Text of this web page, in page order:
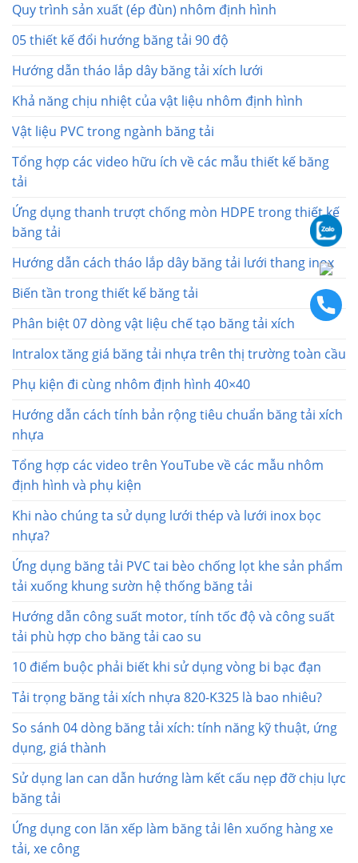
Quy trình sản xuất (ép đùn) nhôm định hình
05 thiết kế đổi hướng băng tải 90 độ
Hướng dẫn tháo lắp dây băng tải xích lưới
Khả năng chịu nhiệt của vật liệu nhôm định hình
Vật liệu PVC trong ngành băng tải
Tổng hợp các video hữu ích về các mẫu thiết kế băng
tải
Ứng dụng thanh trượt chống mòn HDPE trong thiết kế
băng tải
Hướng dẫn cách tháo lắp dây băng tải lưới thang inox
Biến tần trong thiết kế băng tải
Phân biệt 07 dòng vật liệu chế tạo băng tải xích
Intralox tăng giá băng tải nhựa trên thị trường toàn cầu
Phụ kiện đi cùng nhôm định hình 40×40
Hướng dẫn cách tính bản rộng tiêu chuẩn băng tải xích
nhựa
Tổng hợp các video trên YouTube về các mẫu nhôm
định hình và phụ kiện
Khi nào chúng ta sử dụng lưới thép và lưới inox bọc
nhựa?
Ứng dụng băng tải PVC tai bèo chống lọt khe sản phẩm
tải xuống khung sườn hệ thống băng tải
Hướng dẫn công suất motor, tính tốc độ và công suất
tải phù hợp cho băng tải cao su
10 điểm buộc phải biết khi sử dụng vòng bi bạc đạn
Tải trọng băng tải xích nhựa 820-K325 là bao nhiêu?
So sánh 04 dòng băng tải xích: tính năng kỹ thuật, ứng
dụng, giá thành
Sử dụng lan can dẫn hướng làm kết cấu nẹp đỡ chịu lực
băng tải
Ứng dụng con lăn xếp làm băng tải lên xuống hàng xe
tải, xe công